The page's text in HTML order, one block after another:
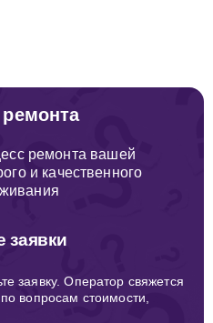
ремонта вашей
и качественного
заявки
заявку. Оператор свяжется
вопросам стоимости,